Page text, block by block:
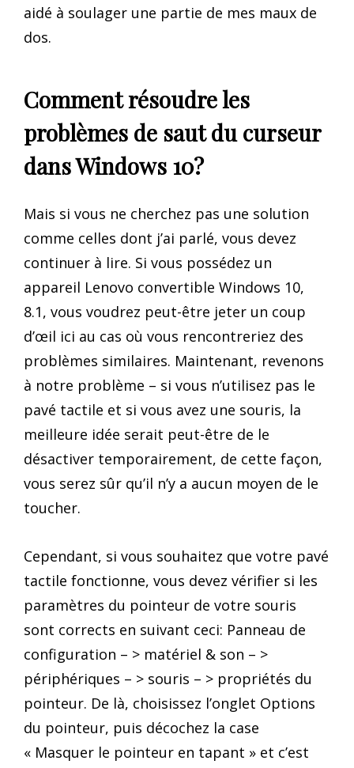
aidé à soulager une partie de mes maux de
dos.
Comment résoudre les
problèmes de saut du curseur
dans Windows 10?
Mais si vous ne cherchez pas une solution
comme celles dont j’ai parlé, vous devez
continuer à lire. Si vous possédez un
appareil Lenovo convertible Windows 10,
8.1, vous voudrez peut-être jeter un coup
d’œil ici au cas où vous rencontreriez des
problèmes similaires. Maintenant, revenons
à notre problème – si vous n’utilisez pas le
pavé tactile et si vous avez une souris, la
meilleure idée serait peut-être de le
désactiver temporairement, de cette façon,
vous serez sûr qu’il n’y a aucun moyen de le
toucher.
Cependant, si vous souhaitez que votre pavé
tactile fonctionne, vous devez vérifier si les
paramètres du pointeur de votre souris
sont corrects en suivant ceci: Panneau de
configuration – > matériel & son – >
périphériques – > souris – > propriétés du
pointeur. De là, choisissez l’onglet Options
du pointeur, puis décochez la case
« Masquer le pointeur en tapant » et c’est